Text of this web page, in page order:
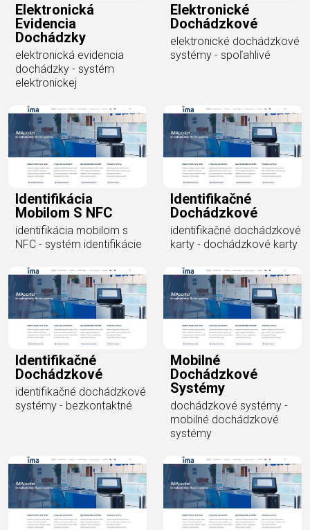
Elektronická
Evidencia
Dochádzky
elektronická evidencia
dochádzky - systém
elektronickej
Elektronické
Dochádzkové
elektronické dochádzkové
systémy - spoľahlivé
Identifikácia
Mobilom S NFC
identifikácia mobilom s
NFC - systém identifikácie
Identifikačné
Dochádzkové
identifikačné dochádzkové
karty - dochádzkové karty
Identifikačné
Dochádzkové
identifikačné dochádzkové
systémy - bezkontaktné
Mobilné
Dochádzkové
Systémy
dochádzkové systémy -
mobilné dochádzkové
systémy